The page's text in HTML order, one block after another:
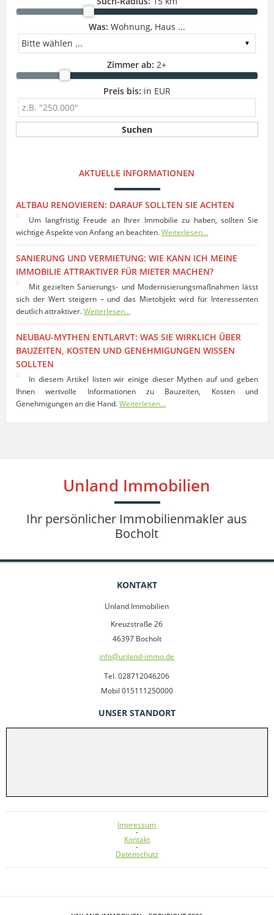
Was: Wohnung, Haus ...
Zimmer ab: 2+
Preis bis: in EUR
AKTUELLE INFORMATIONEN
ALTBAU RENOVIEREN: DARAUF SOLLTEN SIE ACHTEN
Um langfristig Freude an Ihrer Immobilie zu haben, sollten Sie
wichtige Aspekte von Anfang an beachten.Weiterlesen...
SANIERUNG UND VERMIETUNG: WIE KANN ICH MEINE
IMMOBILIE ATTRAKTIVER FÜR MIETER MACHEN?
Mit gezielten Sanierungs- und Modernisierungsmaßnahmen lässt
sich der Wert steigern – und das Mietobjekt wird für Interessenten
deutlich attraktiver.Weiterlesen...
NEUBAU-MYTHEN ENTLARVT: WAS SIE WIRKLICH ÜBER
BAUZEITEN, KOSTEN UND GENEHMIGUNGEN WISSEN
SOLLTEN
In diesem Artikel listen wir einige dieser Mythen auf und geben
Ihnen wertvolle Informationen zu Bauzeiten, Kosten und
Genehmigungen an die Hand.Weiterlesen...
Unland Immobilien
Ihr persönlicher Immobilienmakler aus
Bocholt
KONTAKT
Unland Immobilien
Kreuzstraße 26
46397 Bocholt
info@unland-immo.de
Tel. 028712046206
Mobil 015111250000
UNSER STANDORT
Impressum
-
Kontakt
-
Datenschutz